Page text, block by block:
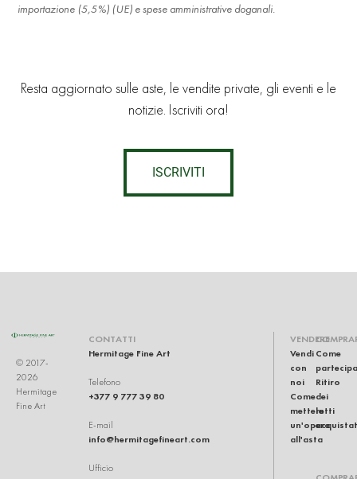
importazione (5,5%) (UE) e spese amministrative doganali.
Resta aggiornato sulle aste, le vendite private, gli eventi e le
notizie. Iscriviti ora!
ISCRIVITI
© 2017-
2026
Hermitage
Fine Art
CONTATTI
Hermitage Fine Art
Telefono
+377 9 777 39 80
E-mail
info@hermitagefineart.com
Ufficio
VENDERE
Vendi
con
noi
Come
mettere
un'opera
all'asta
Come
Ritiro
dei
lotti